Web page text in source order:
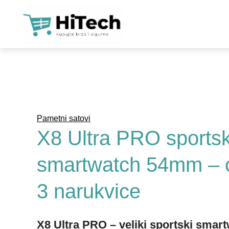
Pametni satovi
X8 Ultra PRO
smartwatch 54mm –
3 narukvice
X8 Ultra PRO – veliki sportski